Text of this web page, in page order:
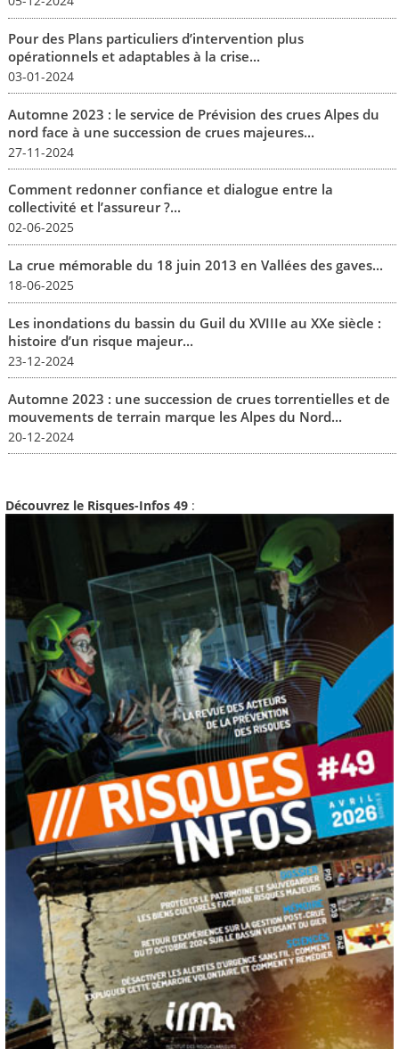
Pour des Plans particuliers d’intervention plus
opérationnels et adaptables à la crise...
03-01-2024
Automne 2023 : le service de Prévision des crues Alpes du
nord face à une succession de crues majeures...
27-11-2024
Comment redonner confiance et dialogue entre la
collectivité et l’assureur ?...
02-06-2025
La crue mémorable du 18 juin 2013 en Vallées des gaves...
18-06-2025
Les inondations du bassin du Guil du XVIIIe au XXe siècle :
histoire d’un risque majeur...
23-12-2024
Automne 2023 : une succession de crues torrentielles et de
mouvements de terrain marque les Alpes du Nord...
20-12-2024
Découvrez le Risques-Infos 49 :